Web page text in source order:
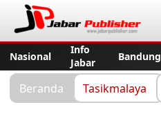
Nasional
Info
Jabar
Bandung
Beranda Tasikmalaya